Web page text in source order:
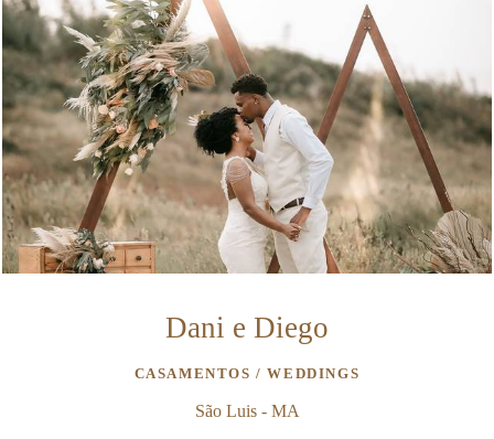
Dani e Diego
CASAMENTOS / WEDDINGS
São Luis - MA